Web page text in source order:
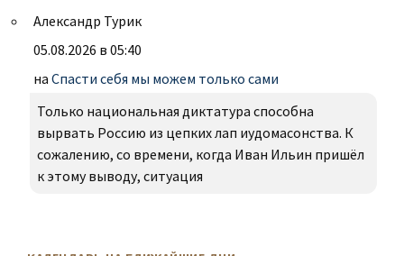
Александр Турик
05.08.2026 в 05:40
на Спасти себя мы можем только сами
Только национальная диктатура способна
вырвать Россию из цепких лап иудомасонства. К
сожалению, со времени, когда Иван Ильин пришёл
к этому выводу, ситуация